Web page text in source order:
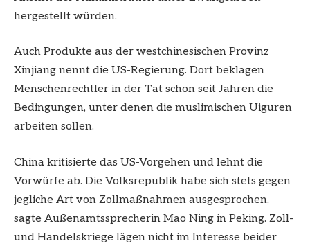
hergestellt würden.
Auch Produkte aus der westchinesischen Provinz
Xinjiang nennt die US-Regierung. Dort beklagen
Menschenrechtler in der Tat schon seit Jahren die
Bedingungen, unter denen die muslimischen Uiguren
arbeiten sollen.
China kritisierte das US-Vorgehen und lehnt die
Vorwürfe ab. Die Volksrepublik habe sich stets gegen
jegliche Art von Zollmaßnahmen ausgesprochen,
sagte Außenamtssprecherin Mao Ning in Peking. Zoll-
und Handelskriege lägen nicht im Interesse beider